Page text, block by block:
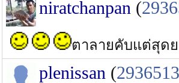
niratchanpan (
ตาลายคับแต่สุด
plenissan (2936513